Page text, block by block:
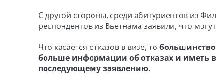
С другой стороны, среди абитуриентов из
респондентов из Вьетнама заявили, что
Что касается отказов в визе, то
больше информации об отказах и иметь
последующему заявлению.